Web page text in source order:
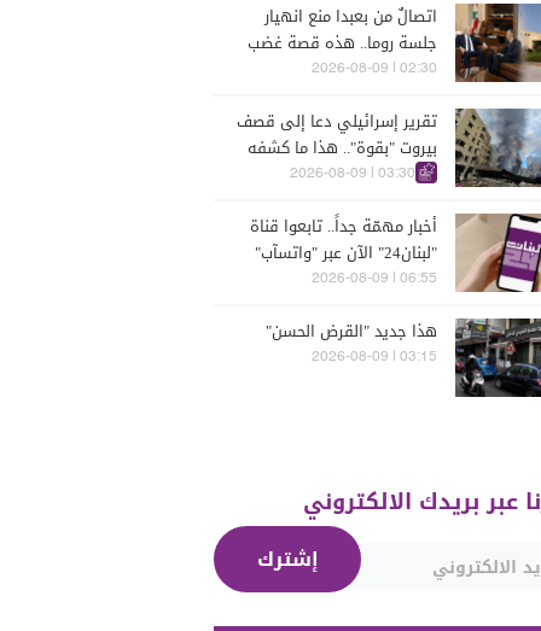
اتصالٌ من بعبدا منع انهيار
جلسة روما.. هذه قصة غضب
سيمون كرم
02:30 | 2026-08-09
تقرير إسرائيلي دعا إلى قصف
بيروت "بقوة".. هذا ما كشفه
03:30 | 2026-08-09
أخبار مهمّة جداً.. تابعوا قناة
"لبنان24" الآن عبر "واتسآب"
بكبسة زرّ
06:55 | 2026-08-09
هذا جديد "القرض الحسن"
03:15 | 2026-08-09
عبر بريدك الالكتروني
إشترك